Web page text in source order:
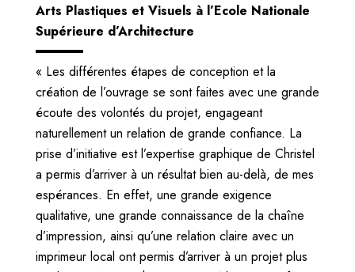
Arts Plastiques et Visuels à l’Ecole Nationale
Supérieure d’Architecture
« Les différentes étapes de conception et la
création de l’ouvrage se sont faites avec une grande
écoute des volontés du projet, engageant
naturellement un relation de grande confiance. La
prise d’initiative est l’expertise graphique de Christel
a permis d’arriver à un résultat bien au-delà, de mes
espérances. En effet, une grande exigence
qualitative, une grande connaissance de la chaîne
d’impression, ainsi qu’une relation claire avec un
imprimeur local ont permis d’arriver à un projet plus